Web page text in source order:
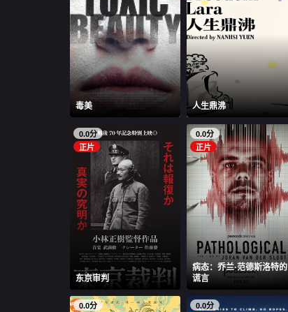
毒美 人生鼎沸
0.0分
正片
东京审判
0.0分
正片
病态：乔兰·范德斯洛特的
谎言
0.0分
0.0分